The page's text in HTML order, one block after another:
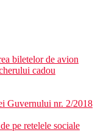
biletelor de avion
cadou
Guvernului nr. 2/2018
pe retelele sociale